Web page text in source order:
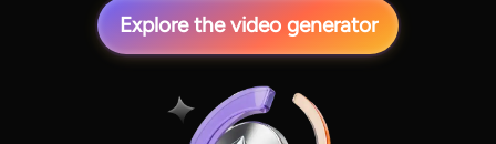
Explore the video generator